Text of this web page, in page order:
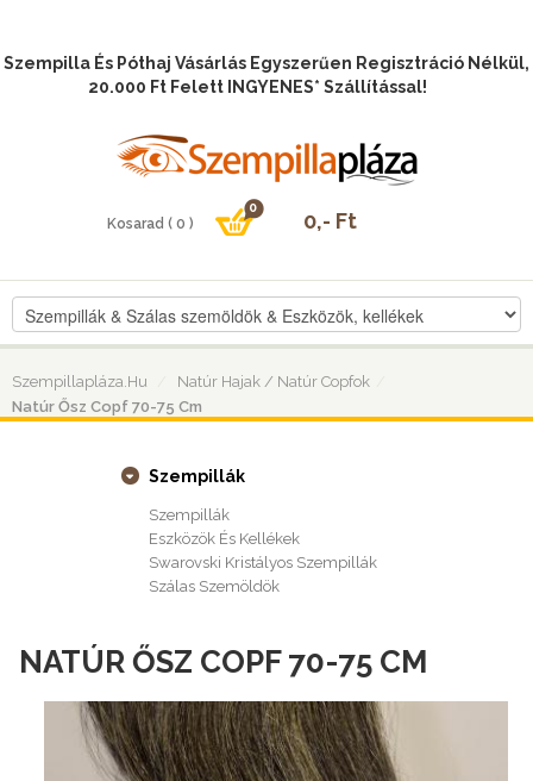
Szempilla És Póthaj Vásárlás Egyszerűen Regisztráció Nélkül,
20.000 Ft Felett INGYENES* Szállítással!
Szempillapláza.hu
Natúr Hajak / Natúr Copfok
Natúr Ősz Copf 70-75 Cm
Szempillák
Szempillák
Eszközök És Kellékek
Swarovski Kristályos Szempillák
Szálas Szemöldök
NATÚR ŐSZ COPF 70-75 CM